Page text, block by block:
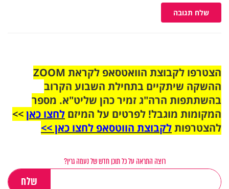
שלח תגובה
הצטרפו לקבוצת הוואטסאפ לקראת ZOOM
ההשקה שיתקיים בתחילת השבוע הקרוב
בהשתתפות הרה"ג זמיר כהן שליט"א. מספר
המקומות מוגבל! לפרטים על המיזם לחצו כאן>>
להצטרפותלקבוצת הווטסאפ לחצו כאן >>
רוצה התראה על כל תוכן חדש של נעמה גרין?